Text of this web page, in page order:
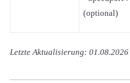
(optional)
Letzte Aktualisierung: 01.08.2026